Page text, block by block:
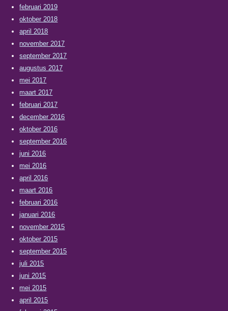
februari 2019
oktober 2018
april 2018
november 2017
september 2017
augustus 2017
mei 2017
maart 2017
februari 2017
december 2016
oktober 2016
september 2016
juni 2016
mei 2016
april 2016
maart 2016
februari 2016
januari 2016
november 2015
oktober 2015
september 2015
juli 2015
juni 2015
mei 2015
april 2015